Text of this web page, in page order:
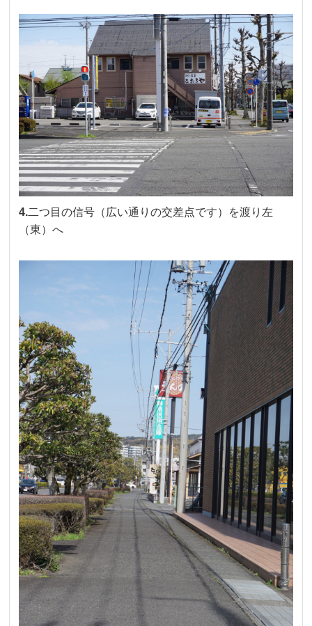
4.二つ目の信号（広い通りの交差点です）を渡り左
（東）へ